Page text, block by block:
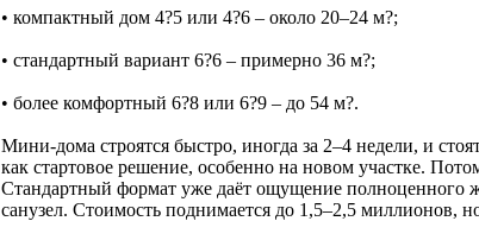
• компактный дом 4?5 или 4?6 – около 20–24 м?;
• стандартный вариант 6?6 – примерно 36 м?;
• более комфортный 6?8 или 6?9 – до 54 м?.
Мини-дома строятся быстро, иногда за 2–4 недели, и
как стартовое решение, особенно на новом участке.
Стандартный формат уже даёт ощущение полноценного
санузел. Стоимость поднимается до 1,5–2,5 миллионов,